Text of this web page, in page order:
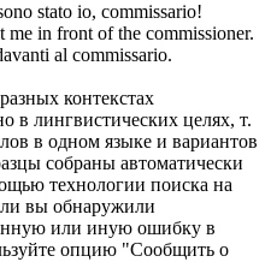
stato io, commissario!
me in front of the commissioner.
al commissario.
контекстах
в лингвистических целях, т.
в одном языке и вариантов
собраны автоматически
технологии поиска на
вы обнаружили
или иную ошибку в
опцию "Сообщить о